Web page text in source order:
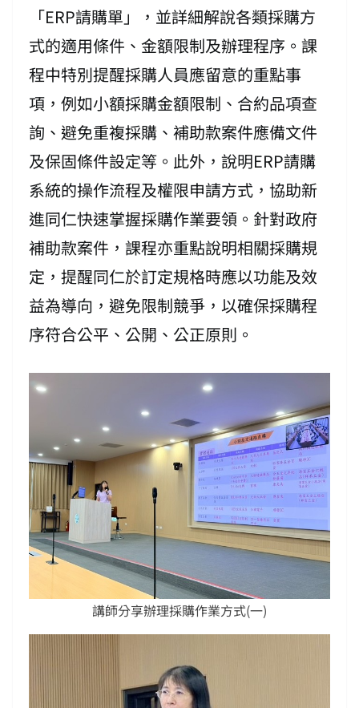
「ERP請購單」，並詳細解說各類採購方
式的適用條件、金額限制及辦理程序。課
程中特別提醒採購人員應留意的重點事
項，例如小額採購金額限制、合約品項查
詢、避免重複採購、補助款案件應備文件
及保固條件設定等。此外，說明ERP請購
系統的操作流程及權限申請方式，協助新
進同仁快速掌握採購作業要領。針對政府
補助款案件，課程亦重點說明相關採購規
定，提醒同仁於訂定規格時應以功能及效
益為導向，避免限制競爭，以確保採購程
序符合公平、公開、公正原則。
講師分享辦理採購作業方式(一)